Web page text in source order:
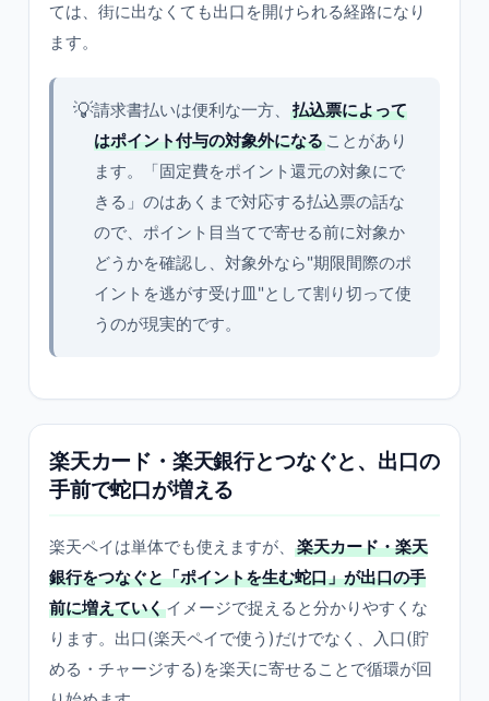
ては、街に出なくても出口を開けられる経路になり
ます。
💡請求書払いは便利な一方、
払込票によって
はポイント付与の対象外になる ことがあり
ます。「固定費をポイント還元の対象にで
きる」のはあくまで対応する払込票の話な
ので、ポイント目当てで寄せる前に対象か
どうかを確認し、対象外なら"期限間際のポ
イントを逃がす受け皿"として割り切って使
うのが現実的です。
楽天カード・楽天銀行とつなぐと、出口の
手前で蛇口が増える
楽天ペイは単体でも使えますが、
楽天カード・楽天
銀行をつなぐと「ポイントを生む蛇口」が出口の手
前に増えていくイメージで捉えると分かりやすくな
ります。出口(楽天ペイで使う)だけでなく、入口(貯
める・チャージする)を楽天に寄せることで循環が回